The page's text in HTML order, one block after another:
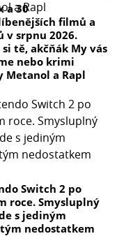
a 30
filmů a
v srpnu 2026.
tě, akčňák My vás
nebo krimi
Metanol a Rapl
Switch 2 po
roce. Smysluplný
s jediným
nedostatkem